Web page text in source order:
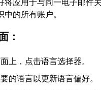
将应用于与同一电子邮件
的所有账户。
：
上，点击语言选择器。
的语言以更新语言偏好。